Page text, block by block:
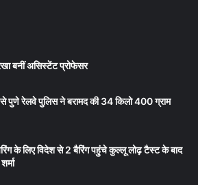
बनीं असिस्टेंट प्रोफेसर
से पुणे रेलवे पुलिस ने बरामद की 34 किलो 400 ग्राम
के लिए विदेश से 2 बैरिंग पहुंचे कुल्लू लोढ़ टैस्ट के बाद